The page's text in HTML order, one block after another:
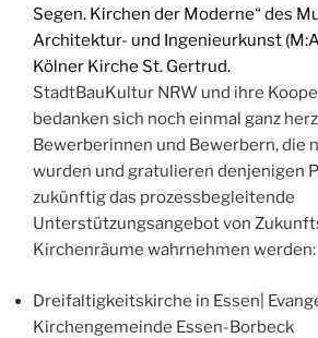
Segen. Kirchen der Moderne“ des
Architektur- und Ingenieurkunst
Kölner Kirche St. Gertrud.
StadtBauKultur NRW und ihre
bedanken sich noch einmal ganz
Bewerberinnen und Bewerbern, die
wurden und gratulieren denjenigen
zukünftig das prozessbegleitende
Unterstützungsangebot von
Kirchenräume wahrnehmen werden:
Dreifaltigkeitskirche in Essen|
Kirchengemeinde Essen-Borbeck